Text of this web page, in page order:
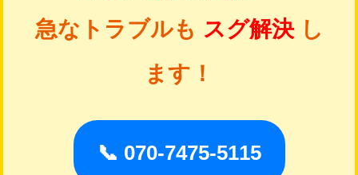
急なトラブルも スグ解決し
ます！
📞 070-7475-5115